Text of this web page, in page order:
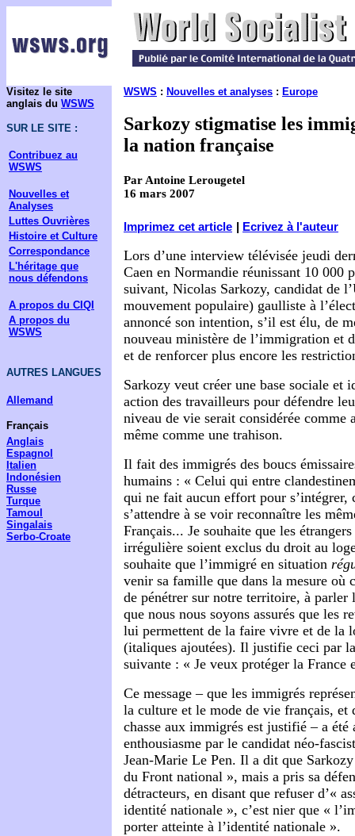
Visitez le site
anglais du WSWS
SUR LE SITE :
Contribuez au
WSWS
Nouvelles et
Analyses
Luttes Ouvrières
Histoire et Culture
Correspondance
L'héritage que
nous défendons
A propos du CIQI
A propos du
WSWS
AUTRES LANGUES
Allemand
Français
Anglais
Espagnol
Italien
Indonésien
Russe
Turque
Tamoul
Singalais
Serbo-Croate
WSWS : Nouvelles et analyses : Europe
Sarkozy stigmatise les
la nation française
Par Antoine Lerougetel
16 mars 2007
Imprimez cet article Ecrivez à l'auteur
Lors d’une interview télévisée jeudi
Caen en Normandie réunissant 10 000
suivant, Nicolas Sarkozy, candidat de
mouvement populaire) gaulliste à
annoncé son intention, s’il est élu, de
nouveau ministère de l’immigration et
et de renforcer plus encore les
Sarkozy veut créer une base sociale et
action des travailleurs pour défendre
niveau de vie serait considérée
même comme une trahison.
Il fait des immigrés des boucs
humains : « Celui qui entre
qui ne fait aucun effort pour s’intégrer,
s’attendre à se voir reconnaître les
Français... Je souhaite que les
irrégulière soient exclus du droit au
souhaite que l’immigré en situation
venir sa famille que dans la mesure où
de pénétrer sur notre territoire, à parler
que nous nous soyons assurés que les
lui permettent de la faire vivre et de la
(italiques ajoutées). Il justifie ceci par
suivante : « Je veux protéger la France
Ce message – que les immigrés
la culture et le mode de vie français, et
chasse aux immigrés est justifié – a été
enthousiasme par le candidat néo-
Jean-Marie Le Pen. Il a dit que
du Front national », mais a pris sa
détracteurs, en disant que refuser d’«
identité nationale », c’est nier que «
porter atteinte à l’identité nationale ».